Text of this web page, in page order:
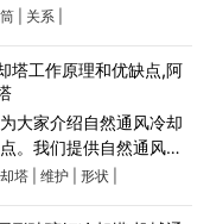
直径变化比高度变化对
| 关系|
塔工作原理和优缺点,阿
大家介绍自然通风冷却
。我们提供自然通风冷
。这些玻璃钢冷却塔既
塔| 维护| 形状|